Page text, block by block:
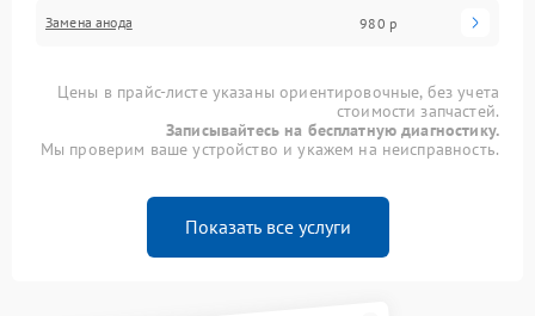
Замена анода 980 р
Цены в прайс-листе указаны ориентировочные, без учета
стоимости запчастей.
Записывайтесь на бесплатную диагностику.
Мы проверим ваше устройство и укажем на неисправность.
Показать все услуги